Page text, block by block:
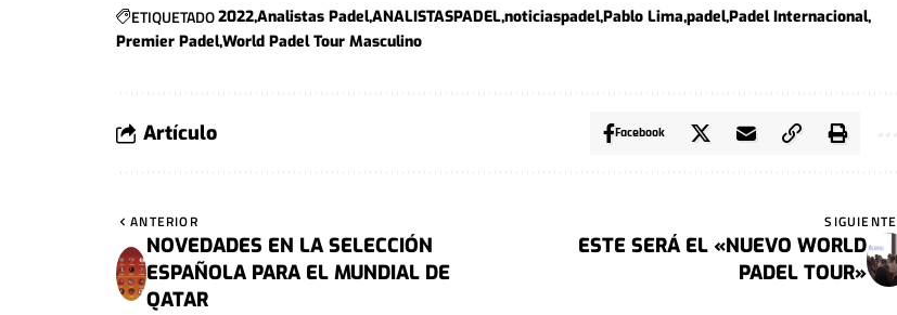
ETIQUETADO2022Analistas PadelANALISTASPADELnoticiaspadelPablo Lima padelPadel Internacional
Premier PadelWorld Padel Tour Masculino
Artículo Facebook
ANTERIOR
NOVEDADES EN LA SELECCIÓN
ESPAÑOLA PARA EL MUNDIAL DE
QATAR
SIGUIENTE
ESTE SERÁ EL «NUEVO WORLD
PADEL TOUR»